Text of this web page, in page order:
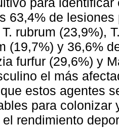
63,4% de
rubrum (23,9%),
(19,7%) y 36,6%
furfur (29,6%) y
el más
estos agentes
para colonizar
rendimiento